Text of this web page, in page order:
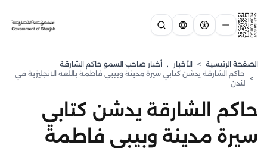
الصفحة الرئيسية > الأخبار , أخبار صاحب السمو حاكم الشارقة
>
حاكم الشارقة يدشن كتابي سيرة مدينة وبيبي فاطمة باللغة الانجليزية في
لندن
حاكم الشارقة يدشن كتابي
سيرة مدينة وبيبي فاطمة